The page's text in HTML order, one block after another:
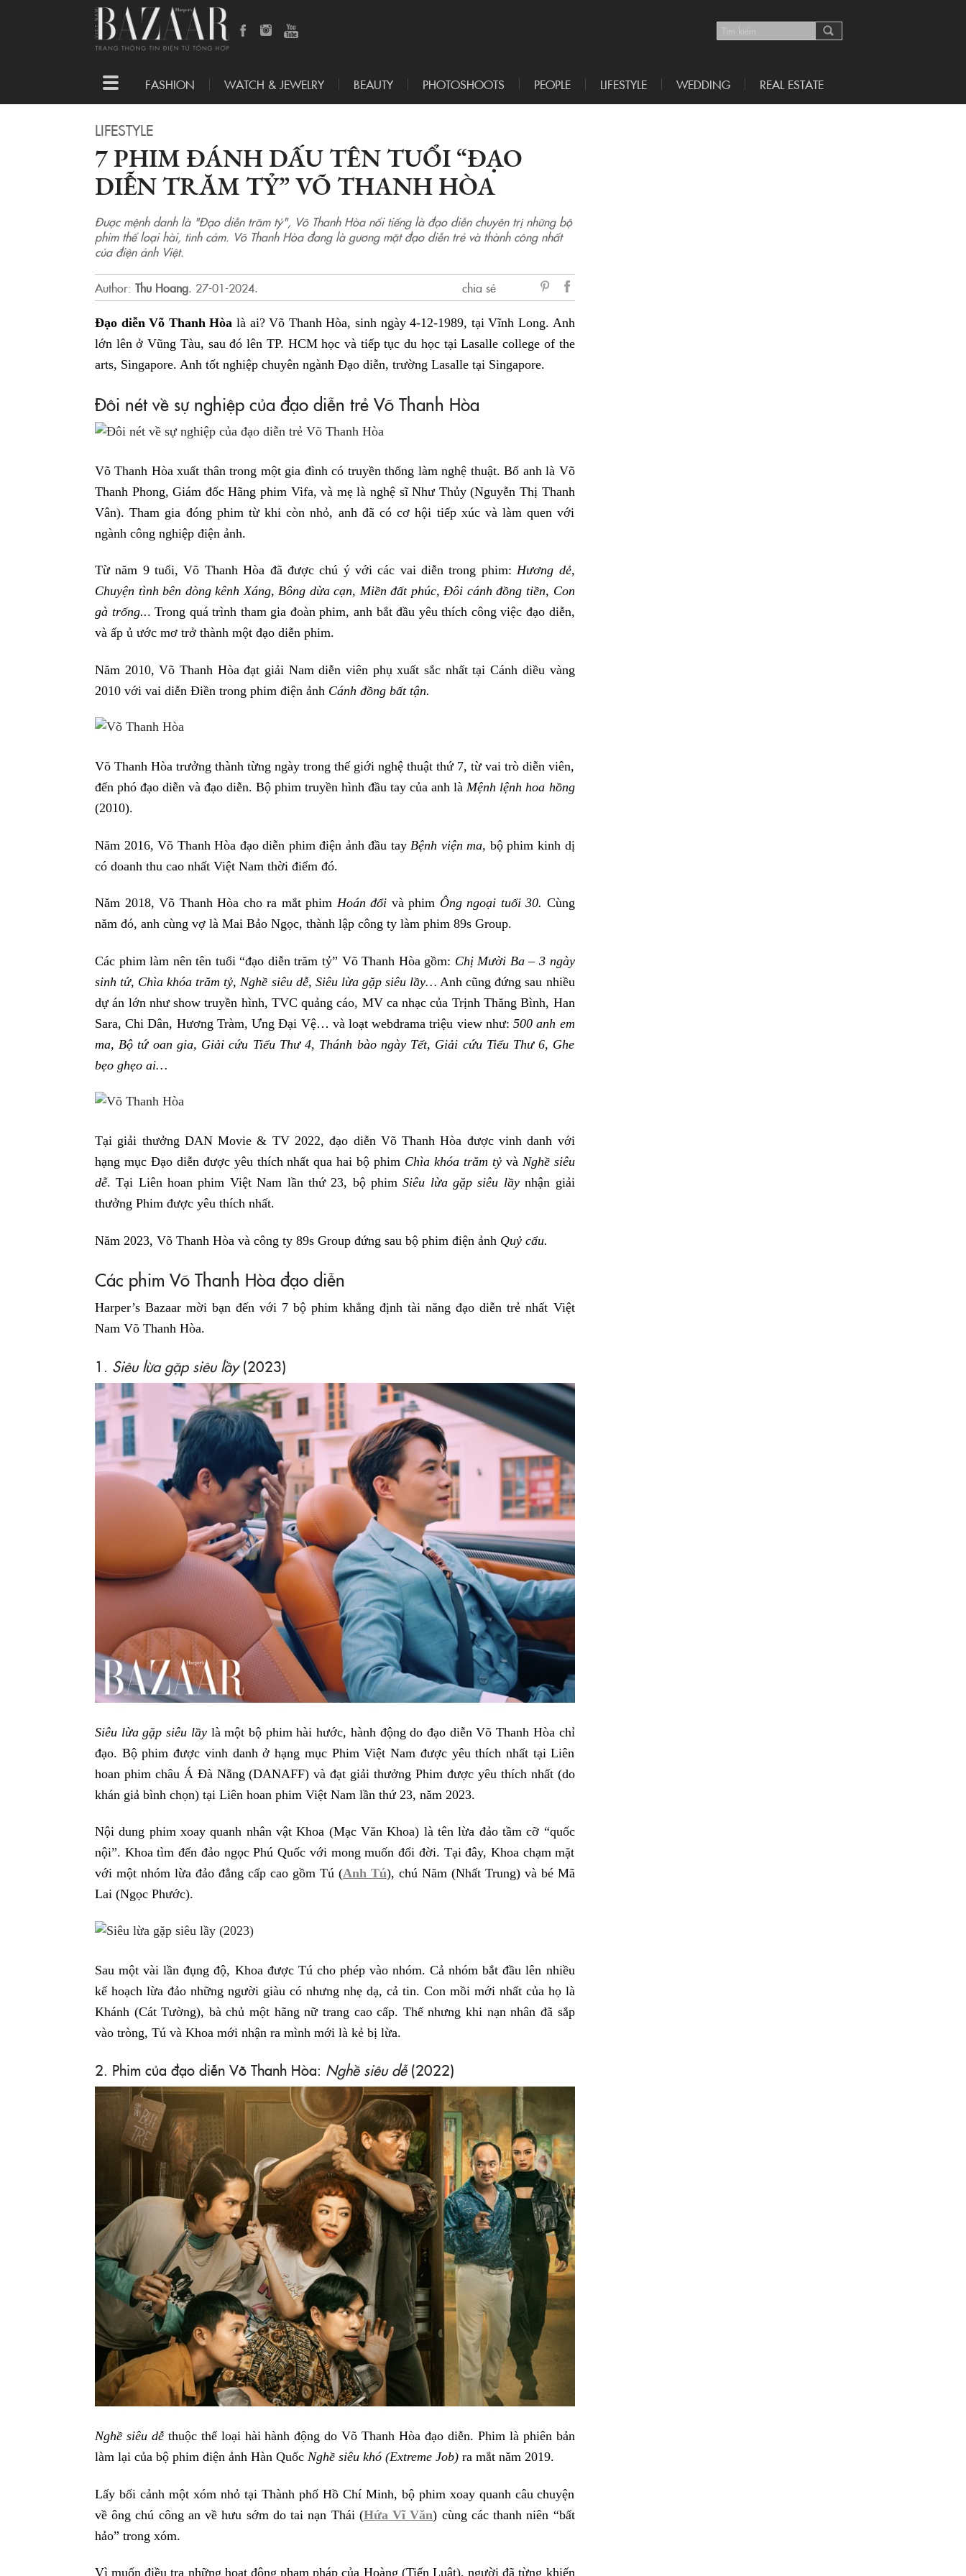
Toggle
navigation
FASHION WATCH & JEWELRY BEAUTY PHOTOSHOOTS PEOPLE LIFESTYLE WEDDING REAL ESTATE
LIFESTYLE
7 PHIM ĐÁNH DẤU TÊN TUỔI “ĐẠO
DIỄN TRĂM TỶ” VÕ THANH HÒA
Được mệnh danh là "Đạo diễn trăm tỷ", Võ Thanh Hòa nổi tiếng là đạo diễn chuyên trị những bộ
phim thể loại hài, tình cảm. Võ Thanh Hòa đang là gương mặt đạo diễn trẻ và thành công nhất
của điện ảnh Việt.
Author: Thu Hoang. 27-01-2024.
chia sẻ
Facebook
Đạo diễn Võ Thanh Hòa là ai? Võ Thanh Hòa, sinh ngày 4-12-1989, tại Vĩnh Long. Anh
lớn lên ở Vũng Tàu, sau đó lên TP. HCM học và tiếp tục du học tại Lasalle college of the
arts, Singapore. Anh tốt nghiệp chuyên ngành Đạo diễn, trường Lasalle tại Singapore.
Đôi nét về sự nghiệp của đạo diễn trẻ Võ Thanh Hòa
Võ Thanh Hòa xuất thân trong một gia đình có truyền thống làm nghệ thuật. Bố anh là Võ
Thanh Phong, Giám đốc Hãng phim Vifa, và mẹ là nghệ sĩ Như Thủy (Nguyễn Thị Thanh
Vân). Tham gia đóng phim từ khi còn nhỏ, anh đã có cơ hội tiếp xúc và làm quen với
ngành công nghiệp điện ảnh.
Từ năm 9 tuổi, Võ Thanh Hòa đã được chú ý với các vai diễn trong phim:Hương dẻ,
Chuyện tình bên dòng kênh Xáng, Bông dừa cạn, Miền đất phúc, Đôi cánh đồng tiền, Con
gà trống... Trong quá trình tham gia đoàn phim, anh bắt đầu yêu thích công việc đạo diễn,
và ấp ủ ước mơ trở thành một đạo diễn phim.
Năm 2010, Võ Thanh Hòa đạt giải Nam diễn viên phụ xuất sắc nhất tại Cánh diều vàng
2010 với vai diễn Điền trong phim điện ảnh Cánh đồng bất tận.
Võ Thanh Hòa trưởng thành từng ngày trong thế giới nghệ thuật thứ 7, từ vai trò diễn viên,
đến phó đạo diễn và đạo diễn. Bộ phim truyền hình đầu tay của anh làMệnh lệnh hoa hồng
(2010).
Năm 2016, Võ Thanh Hòa đạo diễn phim điện ảnh đầu tay Bệnh viện ma, bộ phim kinh dị
có doanh thu cao nhất Việt Nam thời điểm đó.
Năm 2018, Võ Thanh Hòa cho ra mắt phim Hoán đổi và phim Ông ngoại tuổi 30. Cùng
năm đó, anh cùng vợ là Mai Bảo Ngọc, thành lập công ty làm phim 89s Group.
Các phim làm nên tên tuổi “đạo diễn trăm tỷ” Võ Thanh Hòa gồm: Chị Mười Ba – 3 ngày
sinh tử, Chìa khóa trăm tỷ, Nghề siêu dễ, Siêu lừa gặp siêu lầy… Anh cũng đứng sau nhiều
dự án lớn như show truyền hình, TVC quảng cáo, MV ca nhạc của Trịnh Thăng Bình, Han
Sara, Chi Dân, Hương Tràm, Ưng Đại Vệ… và loạt webdrama triệu view như:500 anh em
ma, Bộ tứ oan gia, Giải cứu Tiểu Thư 4, Thánh bào ngày Tết, Giải cứu Tiểu Thư 6, Ghe
bẹo ghẹo ai…
Tại giải thưởng DAN Movie & TV 2022, đạo diễn Võ Thanh Hòa được vinh danh với
hạng mục Đạo diễn được yêu thích nhất qua hai bộ phim Chìa khóa trăm tỷvà Nghề siêu
dễ. Tại Liên hoan phim Việt Nam lần thứ 23, bộ phimSiêu lừa gặp siêu lầynhận giải
thưởng Phim được yêu thích nhất.
Năm 2023, Võ Thanh Hòa và công ty 89s Group đứng sau bộ phim điện ảnh Quỷ cẩu.
Các phim Võ Thanh Hòa đạo diễn
Harper’s Bazaar mời bạn đến với 7 bộ phim khẳng định tài năng đạo diễn trẻ nhất Việt
Nam Võ Thanh Hòa.
1. Siêu lừa gặp siêu lầy(2023)
Siêu lừa gặp siêu lầylà một bộ phim hài hước, hành động do đạo diễn Võ Thanh Hòa chỉ
đạo. Bộ phim được vinh danh ở hạng mục Phim Việt Nam được yêu thích nhất tại Liên
hoan phim châu Á Đà Nẵng (DANAFF) và đạt giải thưởng Phim được yêu thích nhất (do
khán giả bình chọn) tại Liên hoan phim Việt Nam lần thứ 23, năm 2023.
Nội dung phim xoay quanh nhân vật Khoa (Mạc Văn Khoa) là tên lừa đảo tầm cỡ “quốc
nội”. Khoa tìm đến đảo ngọc Phú Quốc với mong muốn đổi đời. Tại đây, Khoa chạm mặt
với một nhóm lừa đảo đẳng cấp cao gồm Tú (Anh Tú), chú Năm (Nhất Trung) và bé Mã
Lai (Ngọc Phước).
Sau một vài lần đụng độ, Khoa được Tú cho phép vào nhóm. Cả nhóm bắt đầu lên nhiều
kế hoạch lừa đảo những người giàu có nhưng nhẹ dạ, cả tin. Con mồi mới nhất của họ là
Khánh (Cát Tường), bà chủ một hãng nữ trang cao cấp. Thế nhưng khi nạn nhân đã sắp
vào tròng, Tú và Khoa mới nhận ra mình mới là kẻ bị lừa.
2. Phim của đạo diễn Võ Thanh Hòa: Nghề siêu dễ(2022)
Nghề siêu dễthuộc thể loại hài hành động do Võ Thanh Hòa đạo diễn. Phim là phiên bản
làm lại của bộ phim điện ảnh Hàn Quốc Nghề siêu khó (Extreme Job) ra mắt năm 2019.
Lấy bối cảnh một xóm nhỏ tại Thành phố Hồ Chí Minh, bộ phim xoay quanh câu chuyện
về ông chú công an về hưu sớm do tai nạn Thái (Hứa Vĩ Văn) cùng các thanh niên “bất
hảo” trong xóm.
Vì muốn điều tra những hoạt động phạm pháp của Hoàng (Tiến Luật), người đã từng khiến